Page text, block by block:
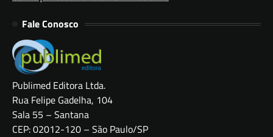
Fale Conosco
Publimed Editora Ltda.
Rua Felipe Gadelha, 104
Sala 55 – Santana
CEP: 02012-120 – São Paulo/SP